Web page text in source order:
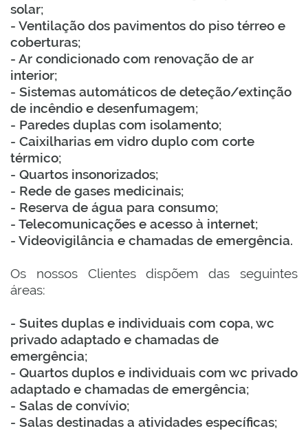
solar;
- Ventilação dos pavimentos do piso térreo e
coberturas;
- Ar condicionado com renovação de ar
interior;
- Sistemas automáticos de deteção/extinção
de incêndio e desenfumagem;
- Paredes duplas com isolamento;
- Caixilharias em vidro duplo com corte
térmico;
- Quartos insonorizados;
- Rede de gases medicinais;
- Reserva de água para consumo;
- Telecomunicações e acesso à internet;
- Videovigilância e chamadas de emergência.
Os nossos Clientes dispõem das seguintes
áreas:
- Suites duplas e individuais com copa, wc
privado adaptado e chamadas de
emergência;
- Quartos duplos e individuais com wc privado
adaptado e chamadas de emergência;
- Salas de convívio;
- Salas destinadas a atividades específicas;